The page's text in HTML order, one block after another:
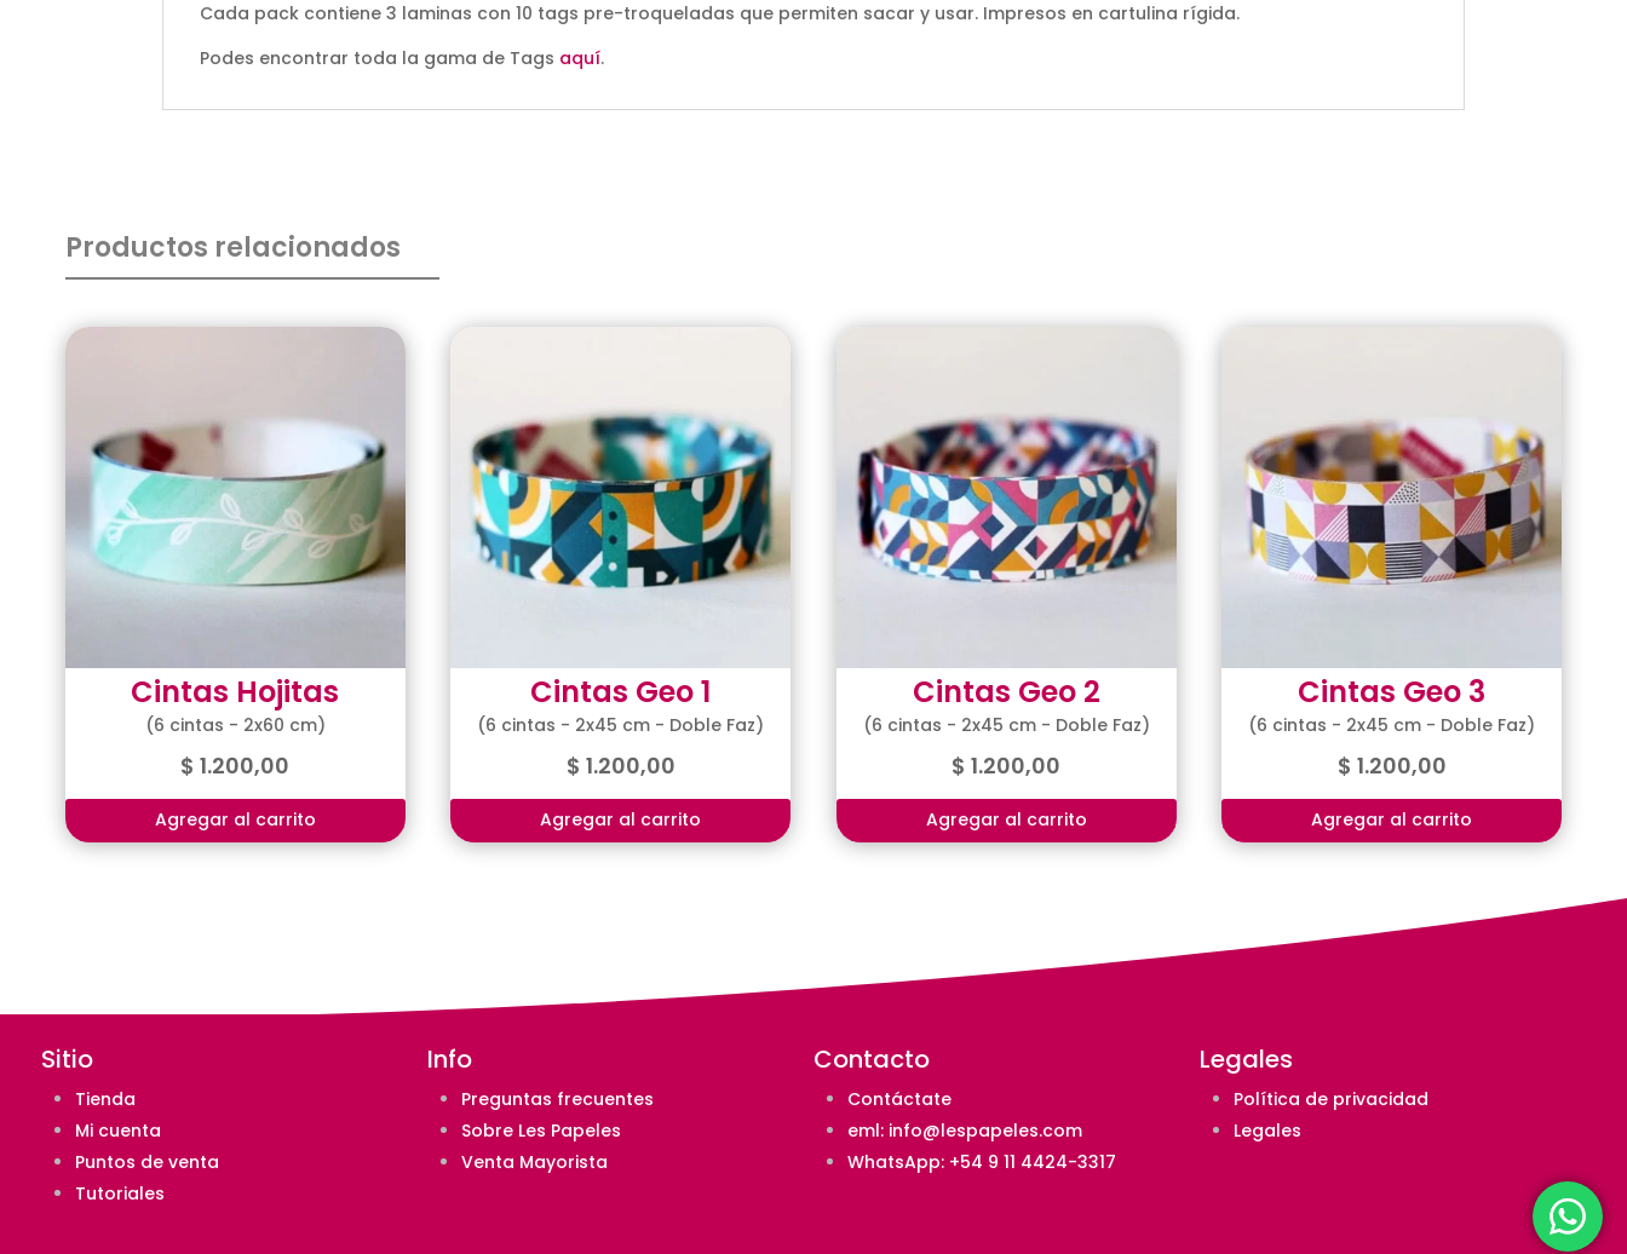
Cada pack contiene 3 laminas con 10 tags pre-troqueladas que permiten sacar y usar. Impresos en cartulina rígida.
Podes encontrar toda la gama de Tags aquí.
Productos relacionados
Cintas Hojitas
(6 cintas - 2x60 cm)
$ 1.200,00
Agregar al carrito
Cintas Geo 1
(6 cintas - 2x45 cm - Doble Faz)
$ 1.200,00
Agregar al carrito
Cintas Geo 2
(6 cintas - 2x45 cm - Doble Faz)
$ 1.200,00
Agregar al carrito
Cintas Geo 3
(6 cintas - 2x45 cm - Doble Faz)
$ 1.200,00
Agregar al carrito
Sitio
Tienda
Mi cuenta
Puntos de venta
Tutoriales
Info
Preguntas frecuentes
Sobre Les Papeles
Venta Mayorista
Contacto
Contáctate
eml: info@lespapeles.com
WhatsApp: +54 9 11 4424-3317
Legales
Política de privacidad
Legales